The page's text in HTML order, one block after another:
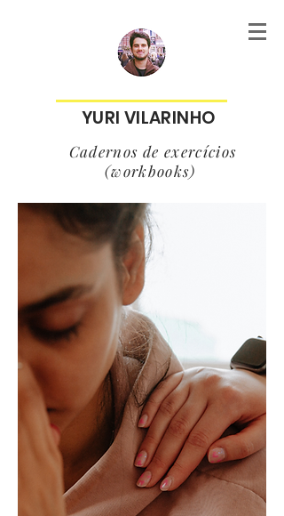
YURI VILARINHO
Cadernos de exercícios
(workbooks)